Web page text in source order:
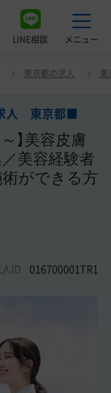
LINE相談 メニュー
東京都の求人 東
人 東京都■
】美容皮膚
美容経験者
術ができる方
ID 016700001TR1
京都■ 【銀座
美容外科／常勤医
能です！